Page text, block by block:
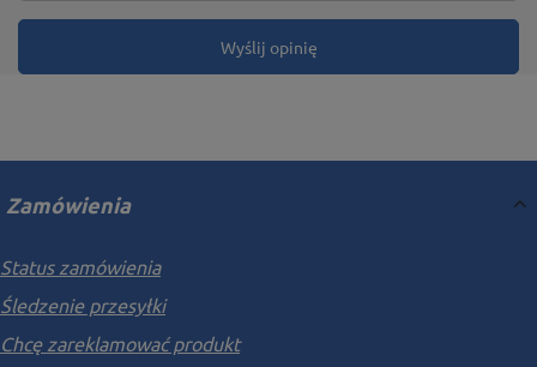
Wyślij opinię
Zamówienia
Status zamówienia
Śledzenie przesyłki
Chcę zareklamować produkt